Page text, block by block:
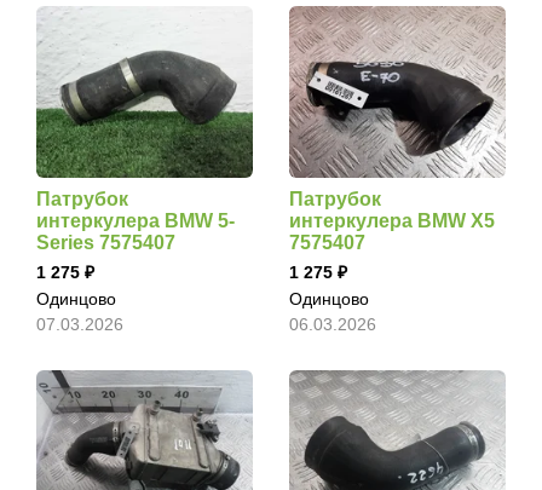
Патрубок
интеркулера BMW 5-
Series 7575407
1 275
Одинцово
07.03.2026
Патрубок
интеркулера BMW X5
7575407
1 275
Одинцово
06.03.2026